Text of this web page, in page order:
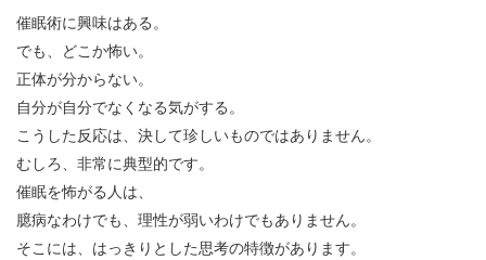
催眠術に興味はある。
でも、どこか怖い。
正体が分からない。
自分が自分でなくなる気がする。
こうした反応は、決して珍しいものではありません。
むしろ、非常に典型的です。
催眠を怖がる人は、
臆病なわけでも、理性が弱いわけでもありません。
そこには、はっきりとした思考の特徴があります。